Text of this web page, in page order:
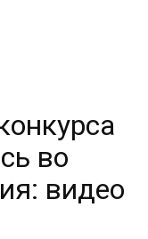
во
видео